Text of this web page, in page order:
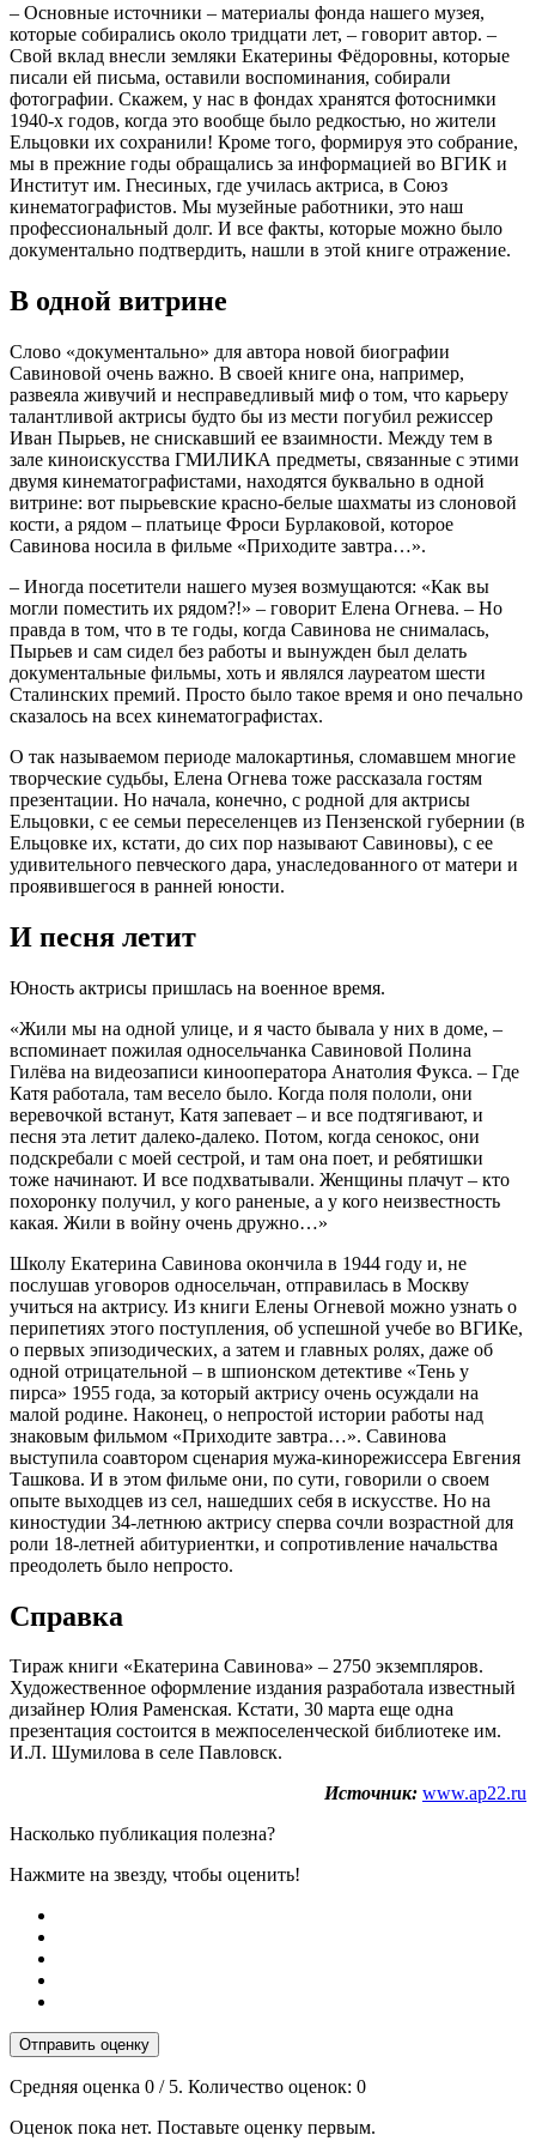
– Основные источники – материалы фонда нашего музея,
которые собирались около тридцати лет, – говорит автор. –
Свой вклад внесли земляки Екатерины Фёдоровны, которые
писали ей письма, оставили воспоминания, собирали
фотографии. Скажем, у нас в фондах хранятся фотоснимки
1940-х годов, когда это вообще было редкостью, но жители
Ельцовки их сохранили! Кроме того, формируя это собрание,
мы в прежние годы обращались за информацией во ВГИК и
Институт им. Гнесиных, где училась актриса, в Союз
кинематографистов. Мы музейные работники, это наш
профессиональный долг. И все факты, которые можно было
документально подтвердить, нашли в этой книге отражение.
В одной витрине
Слово «документально» для автора новой биографии
Савиновой очень важно. В своей книге она, например,
развеяла живучий и несправедливый миф о том, что карьеру
талантливой актрисы будто бы из мести погубил режиссер
Иван Пырьев, не снискавший ее взаимности. Между тем в
зале киноискусства ГМИЛИКА предметы, связанные с этими
двумя кинематографистами, находятся буквально в одной
витрине: вот пырьевские красно-белые шахматы из слоновой
кости, а рядом – платьице Фроси Бурлаковой, которое
Савинова носила в фильме «Приходите завтра…».
– Иногда посетители нашего музея возмущаются: «Как вы
могли поместить их рядом?!» – говорит Елена Огнева. – Но
правда в том, что в те годы, когда Савинова не снималась,
Пырьев и сам сидел без работы и вынужден был делать
документальные фильмы, хоть и являлся лауреатом шести
Сталинских премий. Просто было такое время и оно печально
сказалось на всех кинематографистах.
О так называемом периоде малокартинья, сломавшем многие
творческие судьбы, Елена Огнева тоже рассказала гостям
презентации. Но начала, конечно, с родной для актрисы
Ельцовки, с ее семьи переселенцев из Пензенской губернии (в
Ельцовке их, кстати, до сих пор называют Савиновы), с ее
удивительного певческого дара, унаследованного от матери и
проявившегося в ранней юности.
И песня летит
Юность актрисы пришлась на военное время.
«Жили мы на одной улице, и я часто бывала у них в доме, –
вспоминает пожилая односельчанка Савиновой Полина
Гилёва на видеозаписи кинооператора Анатолия Фукса. – Где
Катя работала, там весело было. Когда поля пололи, они
веревочкой встанут, Катя запевает – и все подтягивают, и
песня эта летит далеко-далеко. Потом, когда сенокос, они
подскребали с моей сестрой, и там она поет, и ребятишки
тоже начинают. И все подхватывали. Женщины плачут – кто
похоронку получил, у кого раненые, а у кого неизвестность
какая. Жили в войну очень дружно…»
Школу Екатерина Савинова окончила в 1944 году и, не
послушав уговоров односельчан, отправилась в Москву
учиться на актрису. Из книги Елены Огневой можно узнать о
перипетиях этого поступления, об успешной учебе во ВГИКе,
о первых эпизодических, а затем и главных ролях, даже об
одной отрицательной – в шпионском детективе «Тень у
пирса» 1955 года, за который актрису очень осуждали на
малой родине. Наконец, о непростой истории работы над
знаковым фильмом «Приходите завтра…». Савинова
выступила соавтором сценария мужа-кинорежиссера Евгения
Ташкова. И в этом фильме они, по сути, говорили о своем
опыте выходцев из сел, нашедших себя в искусстве. Но на
киностудии 34-летнюю актрису сперва сочли возрастной для
роли 18-летней абитуриентки, и сопротивление начальства
преодолеть было непросто.
Справка
Тираж книги «Екатерина Савинова» – 2750 экземпляров.
Художественное оформление издания разработала известный
дизайнер Юлия Раменская. Кстати, 30 марта еще одна
презентация состоится в межпоселенческой библиотеке им.
И.Л. Шумилова в селе Павловск.
Источник: www.ap22.ru
Насколько публикация полезна?
Нажмите на звезду, чтобы оценить!
Отправить оценку
Средняя оценка 0 / 5. Количество оценок: 0
Оценок пока нет. Поставьте оценку первым.